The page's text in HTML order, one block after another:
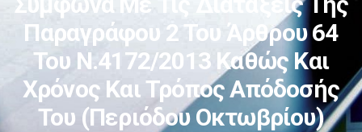
Παραγράφου 2 Του Άρθρου 64
Του Ν.4172/2013 Καθώς Και
Χρόνος Και Τρόπος Απόδοσής
Του (Περιόδου Οκτωβρίου)